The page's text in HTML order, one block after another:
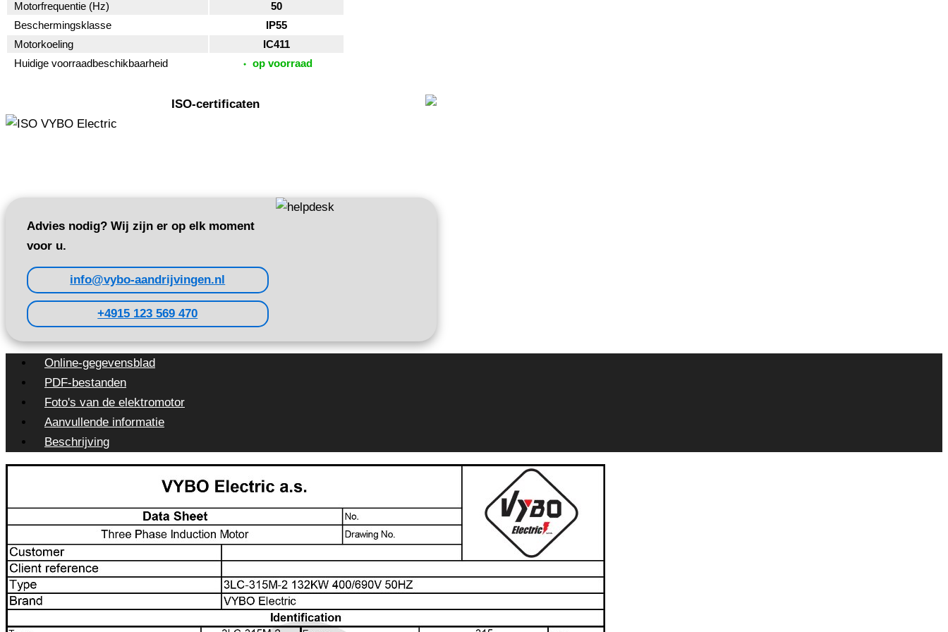
Motorfrequentie (Hz)
50
Beschermingsklasse
IP55
Motorkoeling
IC411
Huidige voorraadbeschikbaarheid
op voorraad
ISO-certificaten
Advies nodig? Wij zijn er op elk moment
voor u.
info@vybo-aandrijvingen.nl
+4915 123 569 470
Online-gegevensblad
PDF-bestanden
Foto's van de elektromotor
Aanvullende informatie
Beschrijving